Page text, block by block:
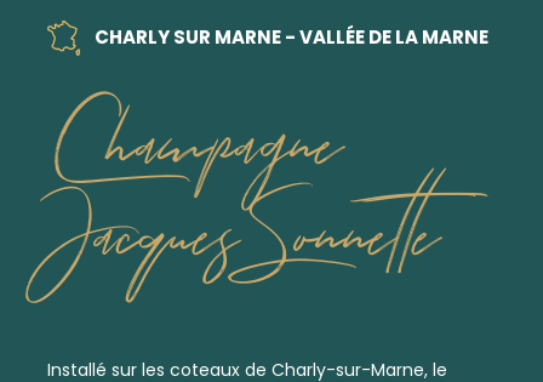
CHARLY SUR MARNE - VALLÉE DE LA MARNE
Champagne
Jacques Sonnette
Installé sur les coteaux de Charly-sur-Marne, le